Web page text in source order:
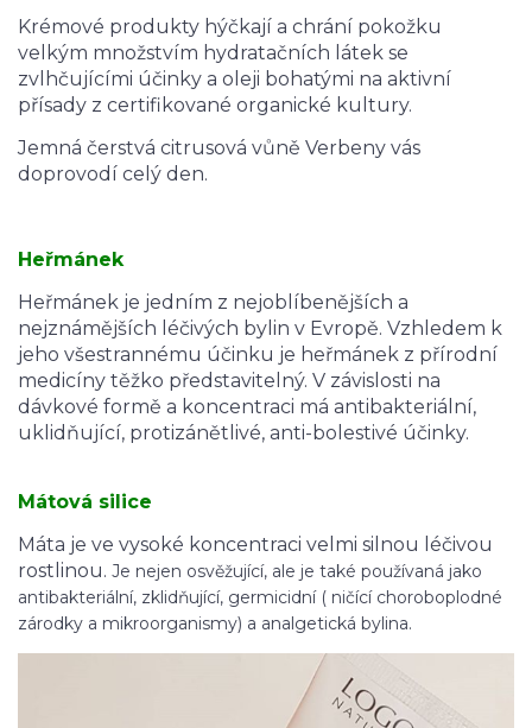
Krémové produkty hýčkají a chrání pokožku
velkým množstvím hydratačních látek se
zvlhčujícími účinky a oleji bohatými na aktivní
přísady z certifikované organické kultury.
Jemná čerstvá citrusová vůně Verbeny vás
doprovodí celý den.
Heřmánek
Heřmánek je jedním z nejoblíbenějších a
nejznámějších léčivých bylin v Evropě. Vzhledem k
jeho všestrannému účinku je heřmánek z přírodní
medicíny těžko představitelný. V závislosti na
dávkové formě a koncentraci má antibakteriální,
uklidňující, protizánětlivé, anti-bolestivé účinky.
Mátová silice
Máta je ve vysoké koncentraci velmi silnou léčivou
rostlinou. Je nejen osvěžující, ale je také používaná jako
antibakteriální, zklidňující, germicidní ( ničící choroboplodné
zárodky a mikroorganismy) a analgetická bylina.